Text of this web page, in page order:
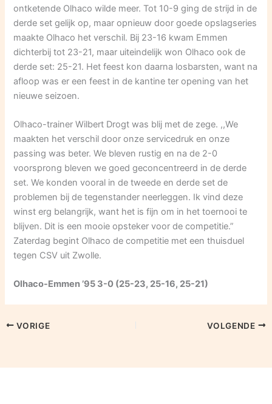
ontketende Olhaco wilde meer. Tot 10-9 ging de strijd in de
derde set gelijk op, maar opnieuw door goede opslagseries
maakte Olhaco het verschil. Bij 23-16 kwam Emmen
dichterbij tot 23-21, maar uiteindelijk won Olhaco ook de
derde set: 25-21. Het feest kon daarna losbarsten, want na
afloop was er een feest in de kantine ter opening van het
nieuwe seizoen.
Olhaco-trainer Wilbert Drogt was blij met de zege. ,,We
maakten het verschil door onze servicedruk en onze
passing was beter. We bleven rustig en na de 2-0
voorsprong bleven we goed geconcentreerd in de derde
set. We konden vooral in de tweede en derde set de
problemen bij de tegenstander neerleggen. Ik vind deze
winst erg belangrijk, want het is fijn om in het toernooi te
blijven. Dit is een mooie opsteker voor de competitie.”
Zaterdag begint Olhaco de competitie met een thuisduel
tegen CSV uit Zwolle.
Olhaco-Emmen ’95 3-0 (25-23, 25-16, 25-21)
VORIGE VOLGENDE